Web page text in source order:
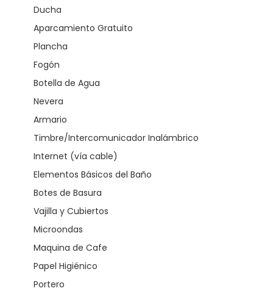
Ducha
Aparcamiento Gratuito
Plancha
Fogón
Botella de Agua
Nevera
Armario
Timbre/Intercomunicador Inalámbrico
Internet (vía cable)
Elementos Básicos del Baño
Botes de Basura
Vajilla y Cubiertos
Microondas
Maquina de Cafe
Papel Higiénico
Portero